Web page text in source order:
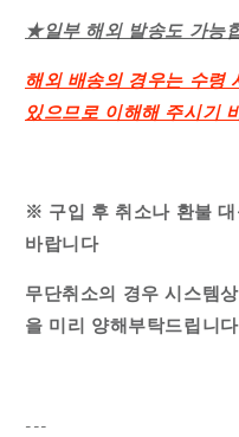
★일부 해외 발송도 가능
해외 배송의 경우는 수령
있으므로 이해해 주시기
※ 구입 후 취소나 환불
바랍니다
무단취소의 경우 시스템
을 미리 양해부탁드립니다
---